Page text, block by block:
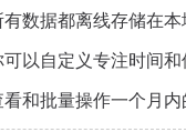
数据都离线存储在本
以自定义专注时间
和批量操作一个月内